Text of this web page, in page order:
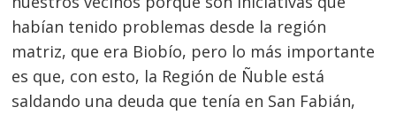
habían tenido problemas desde la región
matriz, que era Biobío, pero lo más importante
es que, con esto, la Región de Ñuble está
saldando una deuda que tenía en San Fabián,